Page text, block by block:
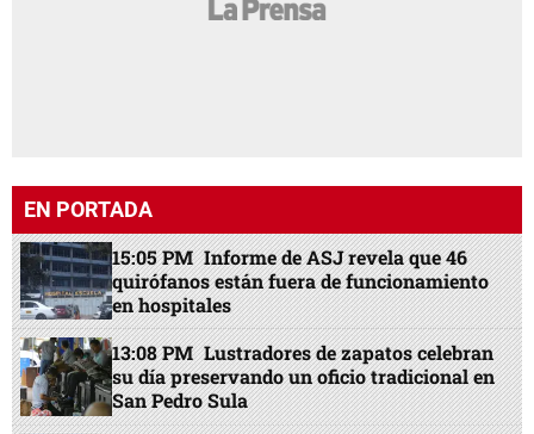
EN PORTADA
15:05 PM Informe de ASJ revela que 46
quirófanos están fuera de funcionamiento
en hospitales
13:08 PM Lustradores de zapatos celebran
su día preservando un oficio tradicional en
San Pedro Sula